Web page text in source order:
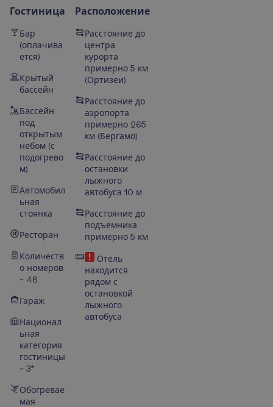
Гостиница
Бар
(оплачива
ется)
Крытый
бассейн
Бассейн
под
открытым
небом (с
подогрево
м)
Автомобил
ьная
стоянка
Ресторан
Количеств
о номеров
– 48
Гараж
Национал
ьная
категория
гостиницы
– 3*
Обогревае
мая
Расположение
Расстояние до
центра
курорта
примерно 5 км
(Ортизеи)
Расстояние до
аэропорта
примерно 265
км (Бергамо)
Расстояние до
остановки
лыжного
автобуса 10 м
Расстояние до
подъемника
примерно 5 км
Отель
находится
рядом с
остановкой
лыжного
автобуса